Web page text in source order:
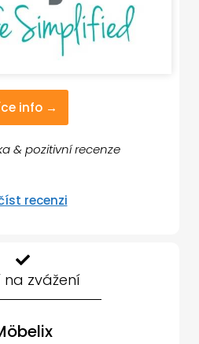
info →
& pozitivní recenze
recenzi
na zvážení